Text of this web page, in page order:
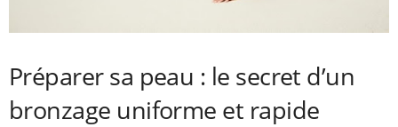
Préparer sa peau : le secret d’un
bronzage uniforme et rapide